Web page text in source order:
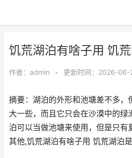
饥荒湖泊有啥子用 饥
作者： admin • 更新时间：2026-06-
摘要：湖泊的外形和池塘差不多，
大一些，而且它只会在沙漠中的绿
泊可以当做池塘来使用，但是只有
其他,饥荒湖泊有啥子用 饥荒湖泊